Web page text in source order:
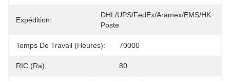
Expédition:
DHL/UPS/FedEx/Aramex/EMS/HK
Poste
Temps De Travail (heures): 70000
RIC (Ra): 80